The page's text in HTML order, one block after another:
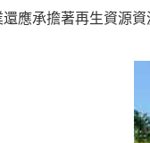
應承擔著再生資源